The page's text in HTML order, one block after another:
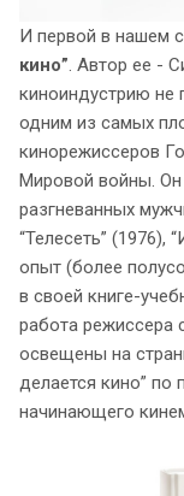
И первой в нашем
кино”. Автор ее -
киноиндустрию не
одним из самых
кинорежиссеров
Мировой войны.
разгневанных
“Телесеть” (1976),
опыт (более
в своей книге-
работа режиссера
освещены на
делается кино” по
начинающего